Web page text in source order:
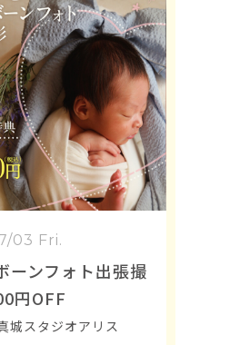
03 Fri.
ーンフォト出張撮
円OFF
城スタジオアリス